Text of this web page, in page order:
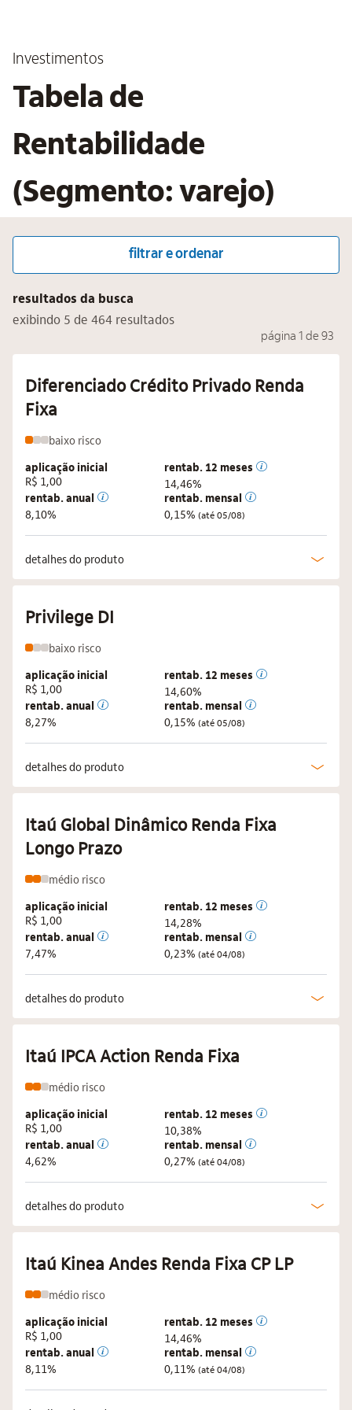
Investimentos
Tabela de
Rentabilidade
(Segmento: varejo)
filtrar e ordenar
resultados da busca
exibindo 5 de 464 resultados
página 1 de 93
Diferenciado Crédito Privado Renda
Fixa
baixo risco
aplicação inicial
R$ 1,00
rentab. 12 meses
14,46%
rentab. anual
8,10%
rentab. mensal
0,15% (até 05/08)
detalhes do produto
Privilege DI
baixo risco
aplicação inicial
R$ 1,00
rentab. 12 meses
14,60%
rentab. anual
8,27%
rentab. mensal
0,15% (até 05/08)
detalhes do produto
Itaú Global Dinâmico Renda Fixa
Longo Prazo
médio risco
aplicação inicial
R$ 1,00
rentab. 12 meses
14,28%
rentab. anual
7,47%
rentab. mensal
0,23% (até 04/08)
detalhes do produto
Itaú IPCA Action Renda Fixa
médio risco
aplicação inicial
R$ 1,00
rentab. 12 meses
10,38%
rentab. anual
4,62%
rentab. mensal
0,27% (até 04/08)
detalhes do produto
Itaú Kinea Andes Renda Fixa CP LP
médio risco
aplicação inicial
R$ 1,00
rentab. 12 meses
14,46%
rentab. anual
8,11%
rentab. mensal
0,11% (até 04/08)